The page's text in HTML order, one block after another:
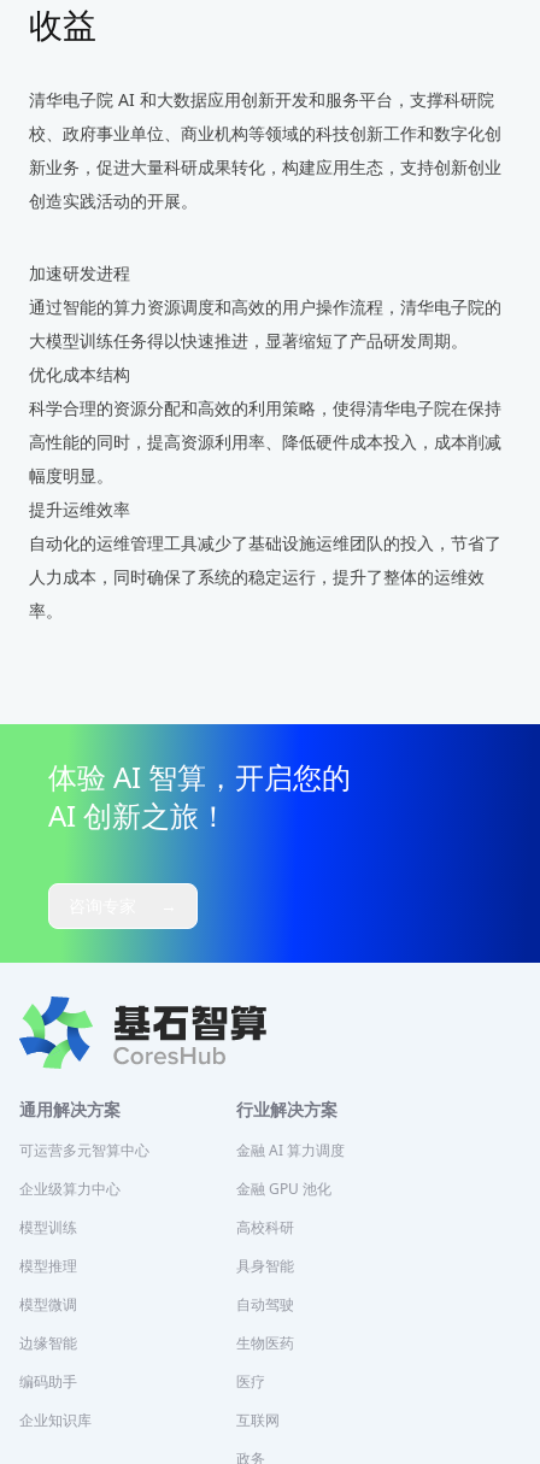
收益
清华电子院 AI 和大数据应用创新开发和服务平台，支撑科研院
校、政府事业单位、商业机构等领域的科技创新工作和数字化创
新业务，促进大量科研成果转化，构建应用生态，支持创新创业
创造实践活动的开展。
加速研发进程
通过智能的算力资源调度和高效的用户操作流程，清华电子院的
大模型训练任务得以快速推进，显著缩短了产品研发周期。
优化成本结构
科学合理的资源分配和高效的利用策略，使得清华电子院在保持
高性能的同时，提高资源利用率、降低硬件成本投入，成本削减
幅度明显。
提升运维效率
自动化的运维管理工具减少了基础设施运维团队的投入，节省了
人力成本，同时确保了系统的稳定运行，提升了整体的运维效
率。
体验 AI 智算，开启您的
AI 创新之旅！
通用解决方案
可运营多元智算中心
企业级算力中心
模型训练
模型推理
模型微调
边缘智能
编码助手
企业知识库
行业解决方案
金融 AI 算力调度
金融 GPU 池化
高校科研
具身智能
自动驾驶
生物医药
医疗
互联网
政务